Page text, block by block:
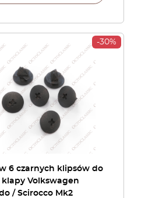
-30%
6 czarnych klipsów do
Volkswagen
/ Scirocco Mk2